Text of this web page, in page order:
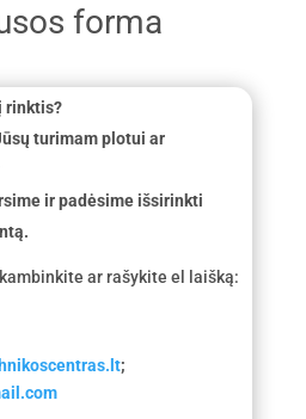
forma
rinktis?
turimam plotui ar
ir padėsime išsirinkti
ar rašykite el laišką:
;